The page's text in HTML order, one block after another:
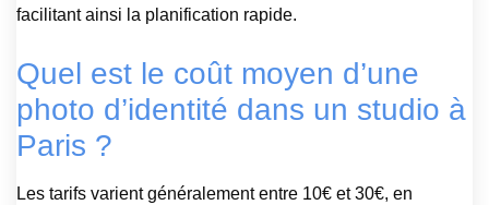
facilitant ainsi la planification rapide.
Quel est le coût moyen d’une
photo d’identité dans un studio à
Paris ?
Les tarifs varient généralement entre 10€ et 30€, en